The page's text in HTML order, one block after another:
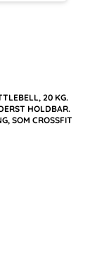
20 KG.
HOLDBAR.
SOM CROSSFIT